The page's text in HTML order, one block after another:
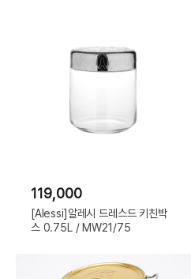
119,000
[Alessi]알레시 드레스드 키친박
스 0.75L / MW21/75